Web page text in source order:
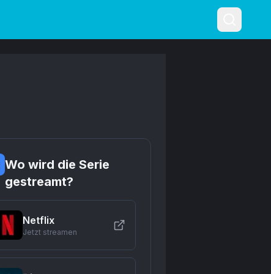
Wo wird die Serie
gestreamt?
Netflix
Jetzt streamen